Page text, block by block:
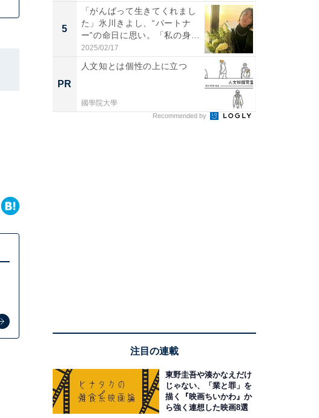
5
「がんばって生きてくれまし
た」氷川きよし、“パートナ
ー”の命日に思い。「私の身
体...
2025/02/17
PR
人文知とは個性の上に立つ
國學院大學
Recommended by
注目の連載
東野圭吾や湊かなえだけ
じゃない、「業と罪」を
描く『映画ちいかわ』か
ら強く連想した映画8選